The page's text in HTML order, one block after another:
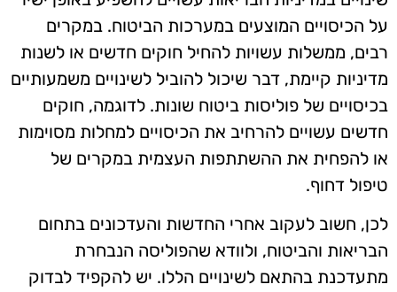
על הכיסויים המוצעים במערכות הביטוח. במקרים
רבים, ממשלות עשויות להחיל חוקים חדשים או לשנות
מדיניות קיימת, דבר שיכול להוביל לשינויים משמעותיים
בכיסויים של פוליסות ביטוח שונות. לדוגמה, חוקים
חדשים עשויים להרחיב את הכיסויים למחלות מסוימות
או להפחית את ההשתתפות העצמית במקרים של
טיפול דחוף.
לכן, חשוב לעקוב אחרי החדשות והעדכונים בתחום
הבריאות והביטוח, ולוודא שהפוליסה הנבחרת
מתעדכנת בהתאם לשינויים הללו. יש להקפיד לבדוק